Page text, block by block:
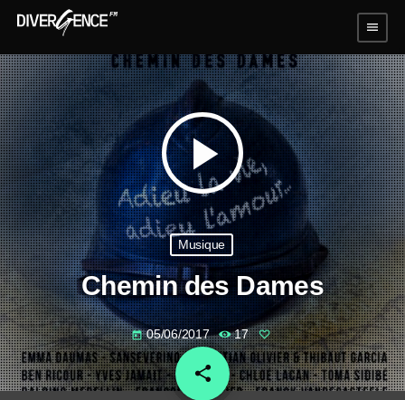
menu
play_arrow
Musique
Chemin des Dames
today 05/06/2017 17
share
email